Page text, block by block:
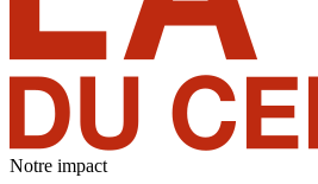
Notre impact